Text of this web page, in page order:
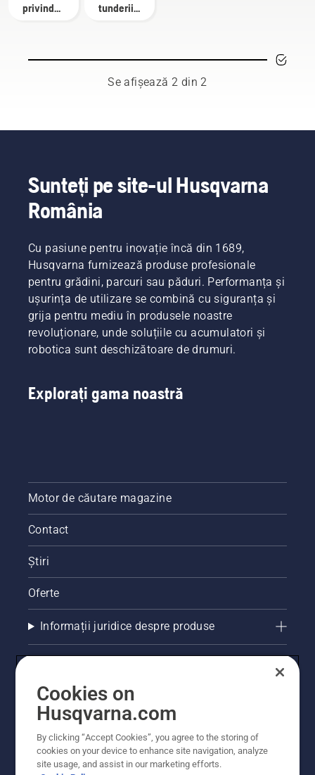
privind
gazonului
tunderii
pentru
îngrijitorii
terenurior
Se afișează 2 din 2
Sunteți pe site-ul Husqvarna
România
Cu pasiune pentru inovație încă din 1689,
Husqvarna furnizează produse profesionale
pentru grădini, parcuri sau păduri. Performanța și
ușurința de utilizare se combină cu siguranța și
grija pentru mediu în produsele noastre
revoluționare, unde soluțiile cu acumulatori și
robotica sunt deschizătoare de drumuri.
Explorați gama noastră
Motor de căutare magazine
Contact
Știri
Oferte
Informații juridice despre produse
Cookies on
Husqvarna.com
By clicking “Accept Cookies”, you agree to the storing of
cookies on your device to enhance site navigation, analyze
site usage, and assist in our marketing efforts.